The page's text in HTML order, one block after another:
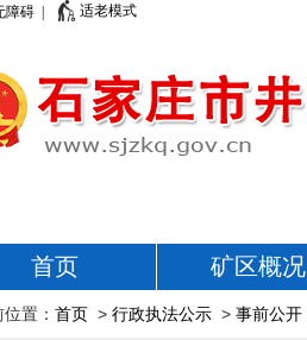
障碍 | 适老模式
首页 矿区概况
置： 首页 > 行政执法公示 > 事前公开